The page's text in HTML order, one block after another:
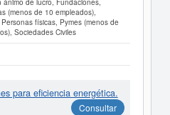
(menos de 10 empleados),
físicas, Pymes (menos de
Sociedades Civiles
para eficiencia energética.
Consultar